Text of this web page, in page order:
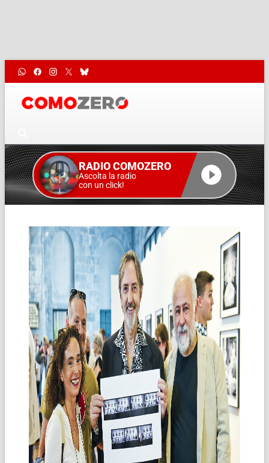
RADIO COMOZERO
Ascolta la radio
con un click!